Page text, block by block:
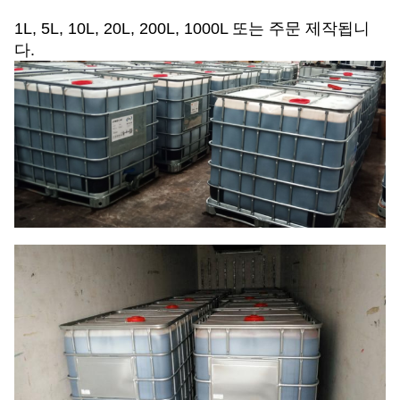
1L, 5L, 10L, 20L, 200L, 1000L 또는 주문 제작됩니
다.